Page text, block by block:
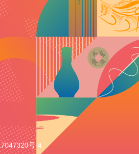
号-4